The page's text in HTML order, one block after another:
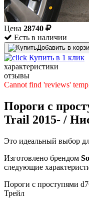
Цена 28740
Есть в наличии
Добавить в
Купить в 1 клик
характеристики
отзывы
Cannot find 'reviews'
Пороги с
Trail 2015- /
Это идеальный выбор
Изготовлено брендом
следующие
Пороги с проступями
Трейл